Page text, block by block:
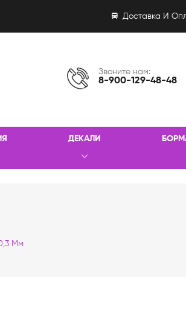
Доставка И
Звоните нам:
8-900-129-48-48
ДЕКАЛИ
Мм